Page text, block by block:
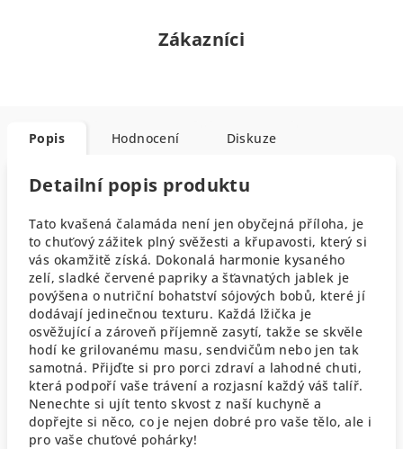
Zákazníci
Popis Hodnocení Diskuze
Detailní popis produktu
Tato kvašená čalamáda není jen obyčejná příloha, je
to chuťový zážitek plný svěžesti a křupavosti, který si
vás okamžitě získá. Dokonalá harmonie kysaného
zelí, sladké červené papriky a šťavnatých jablek je
povýšena o nutriční bohatství sójových bobů, které jí
dodávají jedinečnou texturu. Každá lžička je
osvěžující a zároveň příjemně zasytí, takže se skvěle
hodí ke grilovanému masu, sendvičům nebo jen tak
samotná. Přijďte si pro porci zdraví a lahodné chuti,
která podpoří vaše trávení a rozjasní každý váš talíř.
Nenechte si ujít tento skvost z naší kuchyně a
dopřejte si něco, co je nejen dobré pro vaše tělo, ale i
pro vaše chuťové pohárky!